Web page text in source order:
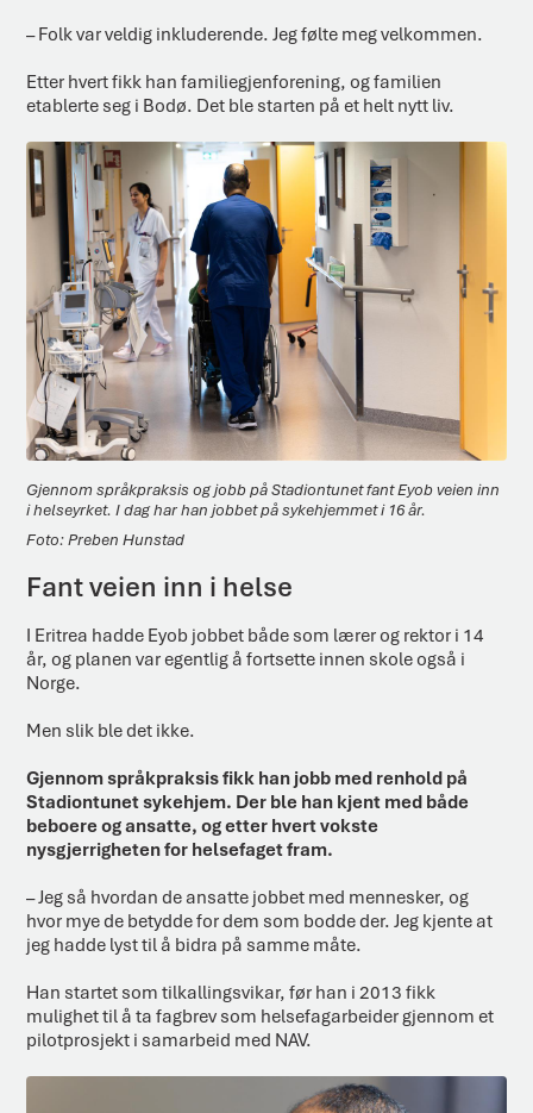
– Folk var veldig inkluderende. Jeg følte meg velkommen.
Etter hvert fikk han familiegjenforening, og familien
etablerte seg i Bodø. Det ble starten på et helt nytt liv.
Gjennom språkpraksis og jobb på Stadiontunet fant Eyob veien inn
i helseyrket. I dag har han jobbet på sykehjemmet i 16 år.
Preben Hunstad
Fant veien inn i helse
I Eritrea hadde Eyob jobbet både som lærer og rektor i 14
år, og planen var egentlig å fortsette innen skole også i
Norge.
Men slik ble det ikke.
Gjennom språkpraksis fikk han jobb med renhold på
Stadiontunet sykehjem. Der ble han kjent med både
beboere og ansatte, og etter hvert vokste
nysgjerrigheten for helsefaget fram.
– Jeg så hvordan de ansatte jobbet med mennesker, og
hvor mye de betydde for dem som bodde der. Jeg kjente at
jeg hadde lyst til å bidra på samme måte.
Han startet som tilkallingsvikar, før han i 2013 fikk
mulighet til å ta fagbrev som helsefagarbeider gjennom et
pilotprosjekt i samarbeid med NAV.